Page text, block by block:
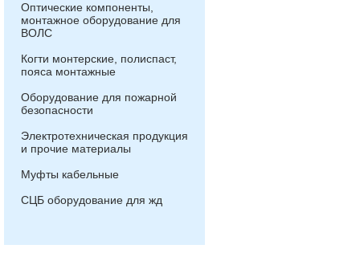
Оптические компоненты,
монтажное оборудование для
ВОЛС
Когти монтерские, полиспаст,
пояса монтажные
Оборудование для пожарной
безопасности
Электротехническая продукция
и прочие материалы
Муфты кабельные
СЦБ оборудование для жд